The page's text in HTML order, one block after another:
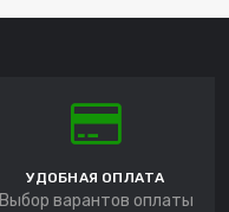
УДОБНАЯ ОПЛАТА
Выбор варантов оплаты